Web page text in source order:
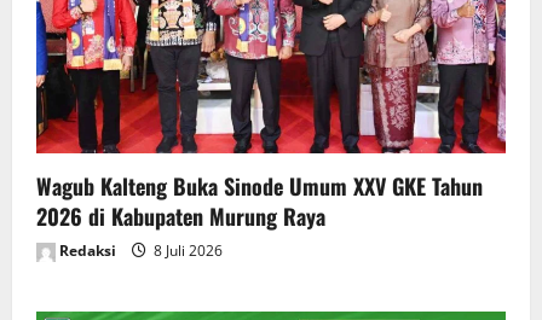
Wagub Kalteng Buka Sinode Umum XXV GKE Tahun
2026 di Kabupaten Murung Raya
Redaksi 8 Juli 2026